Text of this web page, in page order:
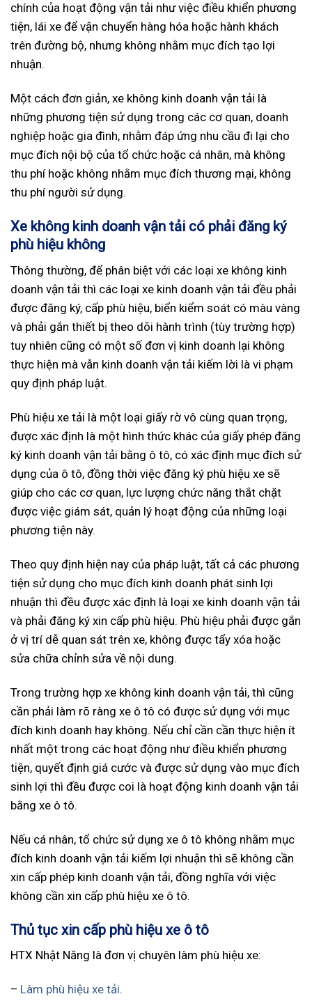
chính của hoạt động vận tải như việc điều khiển phương
tiện, lái xe để vận chuyển hàng hóa hoặc hành khách
trên đường bộ, nhưng không nhằm mục đích tạo lợi
nhuận.
Một cách đơn giản, xe không kinh doanh vận tải là
những phương tiện sử dụng trong các cơ quan, doanh
nghiệp hoặc gia đình, nhằm đáp ứng nhu cầu đi lại cho
mục đích nội bộ của tổ chức hoặc cá nhân, mà không
thu phí hoặc không nhằm mục đích thương mại, không
thu phí người sử dụng.
Xe không kinh doanh vận tải có phải đăng ký
phù hiệu không
Thông thường, để phân biệt với các loại xe không kinh
doanh vận tải thì các loại xe kinh doanh vận tải đều phải
được đăng ký, cấp phù hiệu, biển kiểm soát có màu vàng
và phải gắn thiết bị theo dõi hành trình (tùy trường hợp)
tuy nhiên cũng có một số đơn vị kinh doanh lại không
thực hiện mà vẫn kinh doanh vận tải kiếm lời là vi phạm
quy định pháp luật.
Phù hiệu xe tải là một loại giấy rờ vô cùng quan trọng,
được xác định là một hình thức khác của giấy phép đăng
ký kinh doanh vận tải bằng ô tô, có xác định mục đích sử
dụng của ô tô, đồng thời việc đăng ký phù hiệu xe sẽ
giúp cho các cơ quan, lực lượng chức năng thắt chặt
được việc giám sát, quản lý hoạt động của những loại
phương tiện này.
Theo quy định hiện nay của pháp luật, tất cả các phương
tiện sử dụng cho mục đích kinh doanh phát sinh lợi
nhuận thì đều được xác định là loại xe kinh doanh vận tải
và phải đăng ký xin cấp phù hiệu. Phù hiệu phải được gắn
ở vị trí dễ quan sát trên xe, không được tẩy xóa hoặc
sửa chữa chỉnh sửa về nội dung.
Trong trường hợp xe không kinh doanh vận tải, thì cũng
cần phải làm rõ ràng xe ô tô có được sử dụng với mục
đích kinh doanh hay không. Nếu chỉ cần cần thực hiện ít
nhất một trong các hoạt động như điều khiển phương
tiện, quyết định giá cước và được sử dụng vào mục đích
sinh lợi thì đều được coi là hoạt động kinh doanh vận tải
bằng xe ô tô.
Nếu cá nhân, tổ chức sử dụng xe ô tô không nhằm mục
đích kinh doanh vận tải kiếm lợi nhuận thì sẽ không cần
xin cấp phép kinh doanh vận tải, đồng nghĩa với việc
không cần xin cấp phù hiệu xe ô tô.
Thủ tục xin cấp phù hiệu xe ô tô
HTX Nhật Năng là đơn vị chuyên làm phù hiệu xe:
– Làm phù hiệu xe tải.